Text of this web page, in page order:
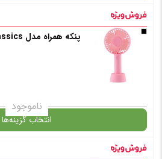
در حال حاضر این محصول در انبار موجود نیست
پنکه همراه مدل Eternal Classics
ناموجود
انتخاب گزینه‌ها